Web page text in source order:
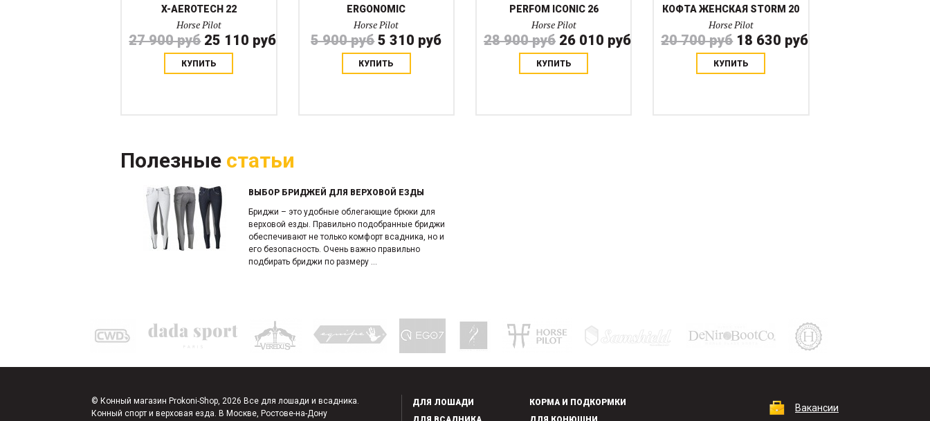
X-AEROTECH 22
Horse Pilot
27 900 руб 25 110 руб
КУПИТЬ
ERGONOMIC
Horse Pilot
5 900 руб 5 310 руб
КУПИТЬ
PERFOM ICONIC 26
Horse Pilot
28 900 руб 26 010 руб
КУПИТЬ
КОФТА ЖЕНСКАЯ STORM 20
Horse Pilot
20 700 руб 18 630 руб
КУПИТЬ
Полезные статьи
ВЫБОР БРИДЖЕЙ ДЛЯ ВЕРХОВОЙ ЕЗДЫ
Бриджи – это удобные облегающие брюки для
верховой езды. Правильно подобранные бриджи
обеспечивают не только комфорт всадника, но и
его безопасность. Очень важно правильно
подбирать бриджи по размеру ...
© Конный магазин Prokoni-Shop, 2026 Все для лошади и всадника.
Конный спорт и верховая езда. В Москве, Ростове-на-Дону
ДЛЯ ЛОШАДИ
КОРМА И ПОДКОРМКИ
Вакансии